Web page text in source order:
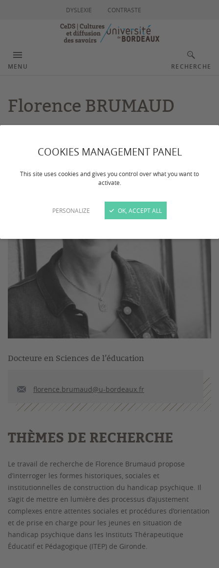
COOKIES MANAGEMENT PANEL
This site uses cookies and gives you control over what you want to
activate.
PERSONALIZE OK, ACCEPT ALL
DYSLEXIE CONTRASTE
MENU RECHERCHE
Florence BRUMAUD
Docteure en Sciences de l’éducation
florence.brumaud@u-bordeaux.fr
THÈMES DE RECHERCHE
Le travail de recherche de Florence Brumaud propose
d’interroger les formes historiques, sociales et
institutionnelles de construction du handicap psychique. Il
s’agit de mettre en lumière des processus d’ajustement
complexes entre attentes sociales et procédures d’orientation
et de prise en charge pour les jeunes en situation de
handicap psychique dans les Instituts Thérapeutique
Éducatif et Pédagogique (ITEP) de Gironde.